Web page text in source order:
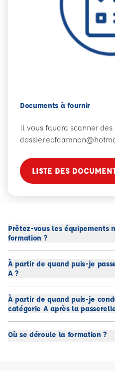
Documents à fournir
Il vous faudra scanner
LISTE DES
Prêtez-vous les équipements
formation ?
À partir de quand puis-je
A ?
À partir de quand puis-je
catégorie A après la
Où se déroule la formation ?